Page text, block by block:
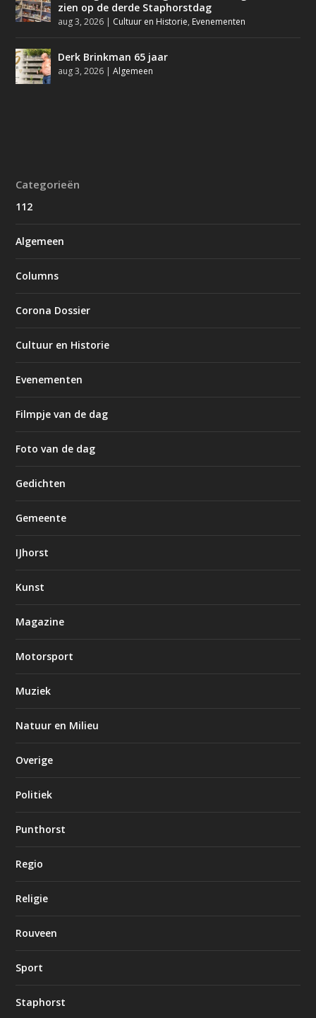
zien op de derde Staphorstdag
aug 3, 2026 Cultuur en Historie, Evenementen
Derk Brinkman 65 jaar
aug 3, 2026 |Algemeen
Categorieën
112
Algemeen
Columns
Corona Dossier
Cultuur en Historie
Evenementen
Filmpje van de dag
Foto van de dag
Gedichten
Gemeente
IJhorst
Kunst
Magazine
Motorsport
Muziek
Natuur en Milieu
Overige
Politiek
Punthorst
Regio
Religie
Rouveen
Sport
Staphorst